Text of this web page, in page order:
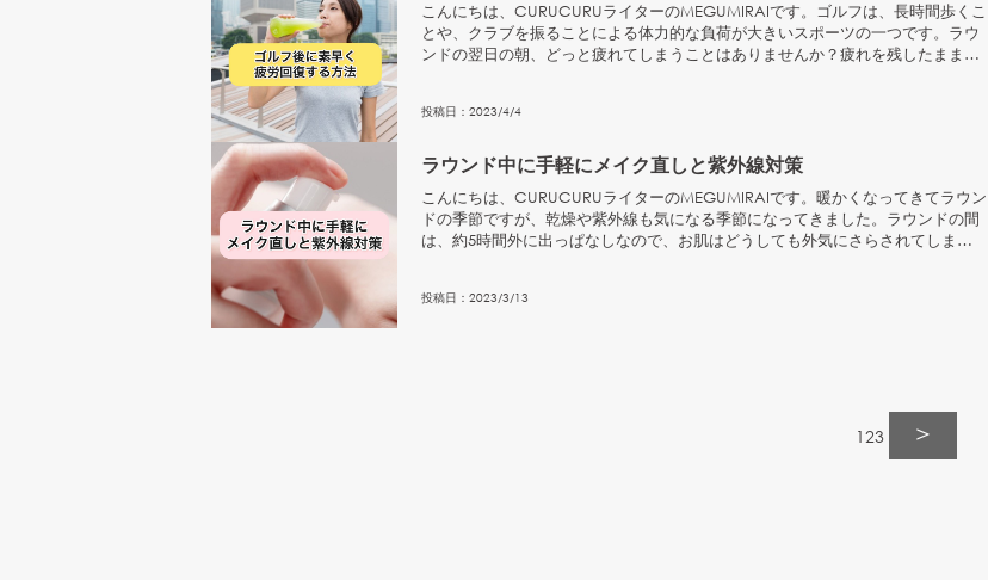
こんにちは、CURUCURUライターのMEGUMIRAIです。ゴルフは、長時間歩くこ
とや、クラブを振ることによる体力的な負荷が大きいスポーツの一つです。ラウ
ンドの翌日の朝、どっと疲れてしまうことはありませんか？疲れを残したまま過
投稿日： 2023/4/4
ラウンド中に手軽にメイク直しと紫外線対策
こんにちは、CURUCURUライターのMEGUMIRAIです。暖かくなってきてラウン
ドの季節ですが、乾燥や紫外線も気になる季節になってきました。ラウンドの間
は、約5時間外に出っぱなしなので、お肌はどうしても外気にさらされてしまい
投稿日： 2023/3/13
123 ＞